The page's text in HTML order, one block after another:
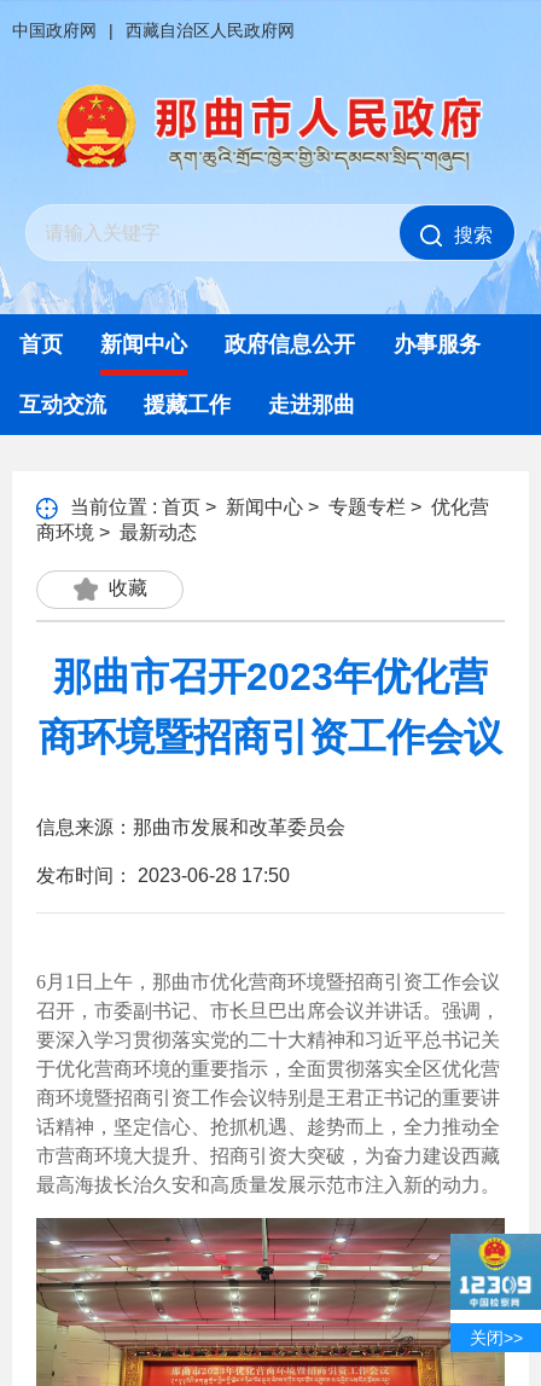
中国政府网 | 西藏自治区人民政府网
搜索
首页 新闻中心 政府信息公开 办事服务
互动交流 援藏工作 走进那曲
当前位置 : 首页 > 新闻中心 > 专题专栏 > 优化营
商环境 > 最新动态
收藏
那曲市召开2023年优化营
商环境暨招商引资工作会议
信息来源：那曲市发展和改革委员会
发布时间： 2023-06-28 17:50
6月1日上午，那曲市优化营商环境暨招商引资工作会议
召开，市委副书记、市长旦巴出席会议并讲话。强调，
要深入学习贯彻落实党的二十大精神和习近平总书记关
于优化营商环境的重要指示，全面贯彻落实全区优化营
商环境暨招商引资工作会议特别是王君正书记的重要讲
话精神，坚定信心、抢抓机遇、趁势而上，全力推动全
市营商环境大提升、招商引资大突破，为奋力建设西藏
最高海拔长治久安和高质量发展示范市注入新的动力。
关闭>>